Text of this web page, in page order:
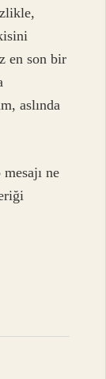
en son bir
aslında
ne